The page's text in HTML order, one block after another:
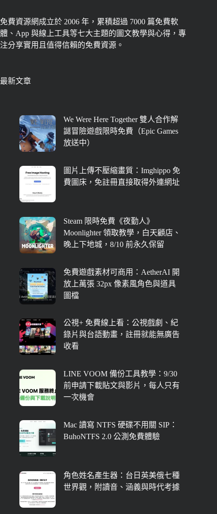
免費資源網成立於 2006 年，累積超過 7000 篇免費軟
體、App 與線上工具等七大主題的圖文教學與心得，專
注分享實用且值得信賴的免費資源。
最新文章
We Were Here Together 雙人合作解
謎冒險遊戲限時免費（Epic Games
放送中）
圖片上傳不壓縮畫質：Imghippo 免
費圖床，免註冊直接取得外連網址
Steam 限時免費《夜勤人》
Moonlighter 領取教學，白天顧店、
晚上下地城，8/10 前永久保留
免費遊戲素材可商用：AetherAI 開
放上萬張 32px 像素風角色與道具
圖檔
公視+ 免費線上看：公視戲劇、紀
錄片與台語動畫，註冊就能無廣告
收看
LINE VOOM 備份工具教學：9/30
前申請下載貼文與影片，每人只有
一次機會
Mac 讀寫 NTFS 硬碟不用關 SIP：
BuhoNTFS 2.0 公測免費體驗
角色姓名產生器：台日英美俄七種
世界觀，附讀音、涵義與時代考據